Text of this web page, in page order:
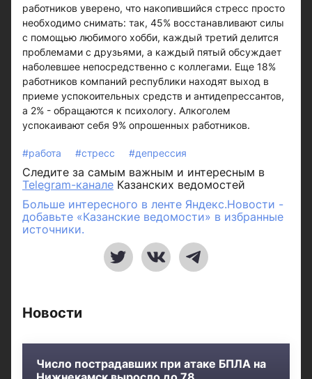
работников уверено, что накопившийся стресс просто
необходимо снимать: так, 45% восстанавливают силы
с помощью любимого хобби, каждый третий делится
проблемами с друзьями, а каждый пятый обсуждает
наболевшее непосредственно с коллегами. Еще 18%
работников компаний республики находят выход в
приеме успокоительных средств и антидепрессантов,
а 2% - обращаются к психологу. Алкоголем
успокаивают себя 9% опрошенных работников.
#работа #стресс #депрессия
Следите за самым важным и интересным в
Telegram-канале Казанских ведомостей
Больше интересного в ленте Яндекс.Новости -
добавьте «Казанские ведомости» в избранные
источники.
Новости
Число пострадавших при атаке БПЛА на